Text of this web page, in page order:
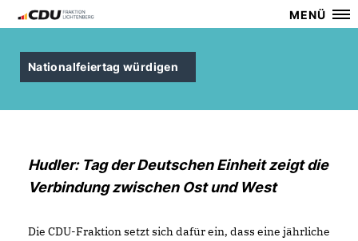
MENÜ
Nationalfeiertag würdigen
Hudler: Tag der Deutschen Einheit zeigt die
Verbindung zwischen Ost und West
Die CDU-Fraktion setzt sich dafür ein, dass eine jährliche